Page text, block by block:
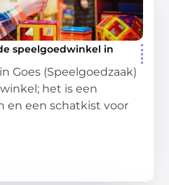
speelgoedwinkel in
Goes (Speelgoedzaak)
het is een
en een schatkist voor